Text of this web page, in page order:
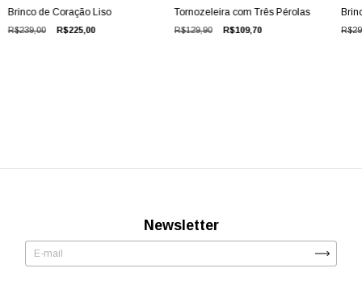
Brinco de Coração Liso
R$239,00 R$225,00
Tornozeleira com Três Pérolas
R$129,90 R$109,70
Newsletter